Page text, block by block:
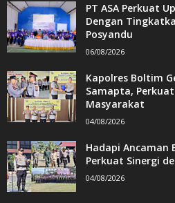
PT ASA Perkuat
Dengan
Posyandu
06/08/2026
Kapolres Boltim
Samapta,
Masyarakat
04/08/2026
Hadapi Ancaman
Perkuat Sinergi
04/08/2026